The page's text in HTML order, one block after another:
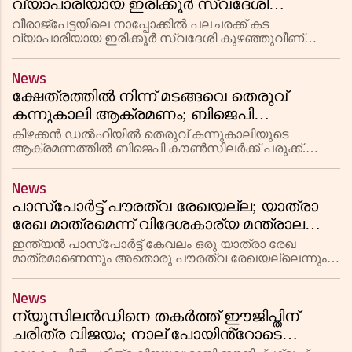
വ്യാപാരിയായ ഇരിക്കൂർ സ്വദേശി
കുഴഞ്ഞുവീണ് മരിച്ചു
വീരാജ്പേട്ടയിലെ നാപ്പോക്കിൽ പലചരക്ക് കട
വ്യാപാരിയായ ഇരിക്കൂർ സ്വദേശി കുഴഞ്ഞുവീണ്
കട തുറന്ന് രണ്ട് മണിക്കൂ
News
ക്ഷേത്രത്തിൽ നിന്ന് മടങ്ങവെ തെരുവ്
കന്നുകാലി ആക്രമണം; ബിജെപി
കൗൺസിലറുടെ തലയ്ക്കും വാരിയെല്ലിനും
പരുക്ക്
കിഴക്കൻ ഡൽഹിയിൽ തെരുവ് കന്നുകാലിയുടെ
ആക്രമണത്തിൽ ബിജെപി കൗൺസിലർക്ക് പരുക്ക്.
പരുക്കേറ്റത്. ജൂൺ 24 രാവിലെ ക്ഷേത്രത്തിൽ
News
പാസ്‌പോർട്ട് പൗരത്വ രേഖയല്ല; യാത്രാ
രേഖ മാത്രമെന്ന് വിദേശകാര്യ മന്ത്രാലയം;
വോട്ടർ പട്ടികയിൽ പേര് ചേർക്കാൻ
പാസ്‌പോർട്ട് ഉപയോഗിക്കാനാകില്ല
ഇന്ത്യൻ പാസ്‌പോർട്ട് കേവലം ഒരു യാത്രാ രേഖ
മാത്രമാണെന്നും അതൊരു പൗരത്വ രേഖയല്ലെന്നും
സേവാ ദിവസ് പരിപാടിയിലാണ് അധികൃത
News
ന്യൂസിലൻഡിനെ തകർത്ത് ഈജിപ്തിന്
ചരിത്ര വിജയം; നാല് പോയിൻ്റോടെ